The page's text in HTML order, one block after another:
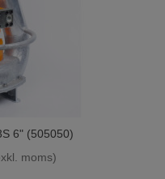
6" (505050)
moms)